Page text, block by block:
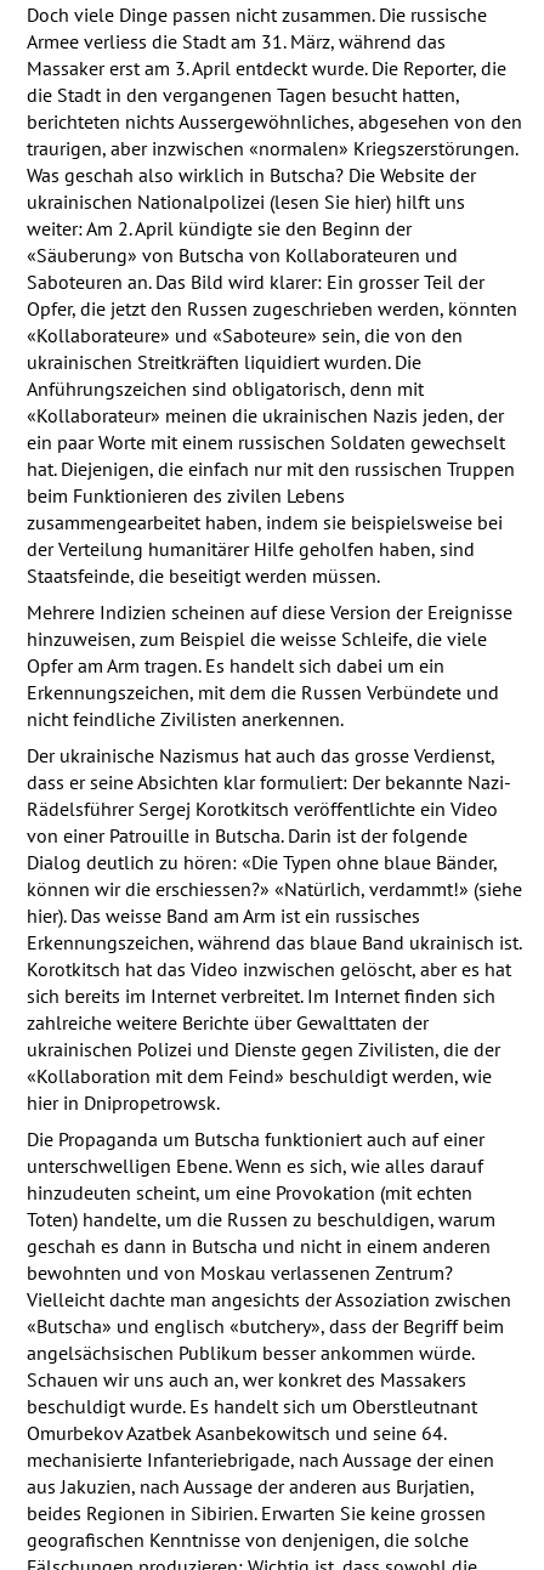
Doch viele Dinge passen nicht zusammen. Die russische
Armee verliess die Stadt am 31. März, während das
Massaker erst am 3. April entdeckt wurde. Die Reporter, die
die Stadt in den vergangenen Tagen besucht hatten,
berichteten nichts Aussergewöhnliches, abgesehen von den
traurigen, aber inzwischen «normalen» Kriegszerstörungen.
Was geschah also wirklich in Butscha? Die Website der
ukrainischen Nationalpolizei (lesen Sie hier) hilft uns
weiter: Am 2. April kündigte sie den Beginn der
«Säuberung» von Butscha von Kollaborateuren und
Saboteuren an. Das Bild wird klarer: Ein grosser Teil der
Opfer, die jetzt den Russen zugeschrieben werden, könnten
«Kollaborateure» und «Saboteure» sein, die von den
ukrainischen Streitkräften liquidiert wurden. Die
Anführungszeichen sind obligatorisch, denn mit
«Kollaborateur» meinen die ukrainischen Nazis jeden, der
ein paar Worte mit einem russischen Soldaten gewechselt
hat. Diejenigen, die einfach nur mit den russischen Truppen
beim Funktionieren des zivilen Lebens
zusammengearbeitet haben, indem sie beispielsweise bei
der Verteilung humanitärer Hilfe geholfen haben, sind
Staatsfeinde, die beseitigt werden müssen.
Mehrere Indizien scheinen auf diese Version der Ereignisse
hinzuweisen, zum Beispiel die weisse Schleife, die viele
Opfer am Arm tragen. Es handelt sich dabei um ein
Erkennungszeichen, mit dem die Russen Verbündete und
nicht feindliche Zivilisten anerkennen.
Der ukrainische Nazismus hat auch das grosse Verdienst,
dass er seine Absichten klar formuliert: Der bekannte Nazi-
Rädelsführer Sergej Korotkitsch veröffentlichte ein Video
von einer Patrouille in Butscha. Darin ist der folgende
Dialog deutlich zu hören: «Die Typen ohne blaue Bänder,
können wir die erschiessen?» «Natürlich, verdammt!» (siehe
hier). Das weisse Band am Arm ist ein russisches
Erkennungszeichen, während das blaue Band ukrainisch ist.
Korotkitsch hat das Video inzwischen gelöscht, aber es hat
sich bereits im Internet verbreitet. Im Internet finden sich
zahlreiche weitere Berichte über Gewalttaten der
ukrainischen Polizei und Dienste gegen Zivilisten, die der
«Kollaboration mit dem Feind» beschuldigt werden, wie
hier in Dnipropetrowsk.
Die Propaganda um Butscha funktioniert auch auf einer
unterschwelligen Ebene. Wenn es sich, wie alles darauf
hinzudeuten scheint, um eine Provokation (mit echten
Toten) handelte, um die Russen zu beschuldigen, warum
geschah es dann in Butscha und nicht in einem anderen
bewohnten und von Moskau verlassenen Zentrum?
Vielleicht dachte man angesichts der Assoziation zwischen
«Butscha» und englisch «butchery», dass der Begriff beim
angelsächsischen Publikum besser ankommen würde.
Schauen wir uns auch an, wer konkret des Massakers
beschuldigt wurde. Es handelt sich um Oberstleutnant
Omurbekov Azatbek Asanbekowitsch und seine 64.
mechanisierte Infanteriebrigade, nach Aussage der einen
aus Jakuzien, nach Aussage der anderen aus Burjatien,
beides Regionen in Sibirien. Erwarten Sie keine grossen
geografischen Kenntnisse von denjenigen, die solche